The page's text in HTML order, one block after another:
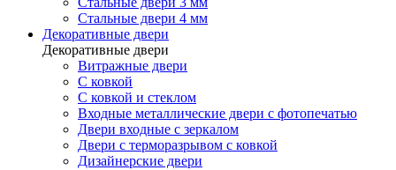
Стальные двери 4 мм
Декоративные двери
Декоративные двери
Витражные двери
С ковкой
С ковкой и стеклом
Входные металлические двери с фотопечатью
Двери входные с зеркалом
Двери с терморазрывом с ковкой
Дизайнерские двери